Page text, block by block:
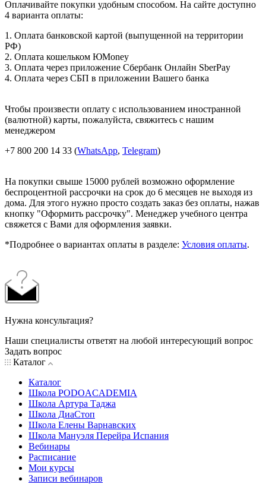
Оплачивайте покупки удобным способом. На сайте доступно
4 варианта оплаты:
1. Оплата банковской картой (выпущенной на территории
РФ)
2. Оплата кошельком ЮMoney
3. Оплата через приложение Сбербанк Онлайн SberPay
4. Оплата через СБП в приложении Вашего банка
Чтобы произвести оплату с использованием иностранной
(валютной) карты, пожалуйста, свяжитесь с нашим
менеджером
+7 800 200 14 33 (WhatsApp, Telegram)
На покупки свыше 15000 рублей возможно оформление
беспроцентной рассрочки на срок до 6 месяцев не выходя из
дома. Для этого нужно просто создать заказ без оплаты, нажав
кнопку "Оформить рассрочку". Менеджер учебного центра
свяжется с Вами для оформления заявки.
*Подробнее о вариантах оплаты в разделе: Условия оплаты.
Нужна консультация?
Наши специалисты ответят на любой интересующий вопрос
Задать вопрос
Каталог
Каталог
Школа PODOACADEMIA
Школа Артура Таджа
Школа ДиаСтоп
Школа Елены Варнавских
Школа Мануэля Перейра Испания
Вебинары
Расписание
Мои курсы
Записи вебинаров